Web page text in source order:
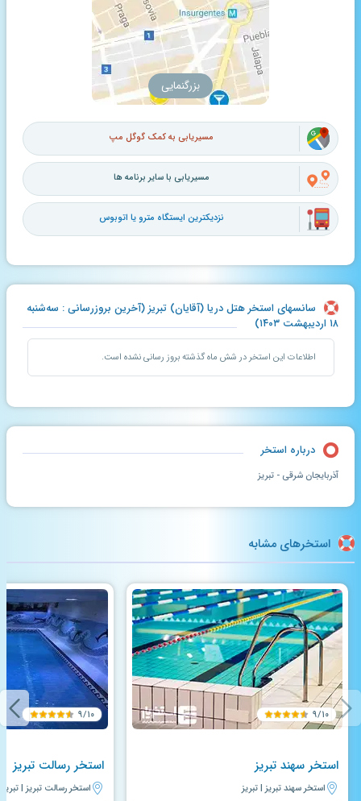
بزرگنمایی
مسیریابی به کمک گوگل مپ
مسیریابی با سایر برنامه ها
نزدیکترین ایستگاه مترو یا اتوبوس
سانسهای استخر هتل دریا (آقایان) تبریز (آخرین بروزرسانی : سه‌شنبه
۱۸ اردیبهشت ۱۴۰۳)
اطلاعات این استخر در شش ماه گذشته بروز رسانی نشده است.
درباره استخر
آذربایجان شرقی - تبریز
استخرهای مشابه
۹/۱۰
استخر سهند تبریز
استخر سهند تبریز | تبریز
۹/۱۰
استخر رسالت تبریز
استخر رسالت تبریز | تبریز